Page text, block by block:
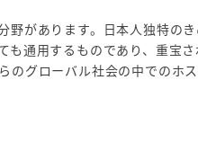
野があります。日本人独特の
通用するものであり、重宝
のグローバル社会の中でのホ